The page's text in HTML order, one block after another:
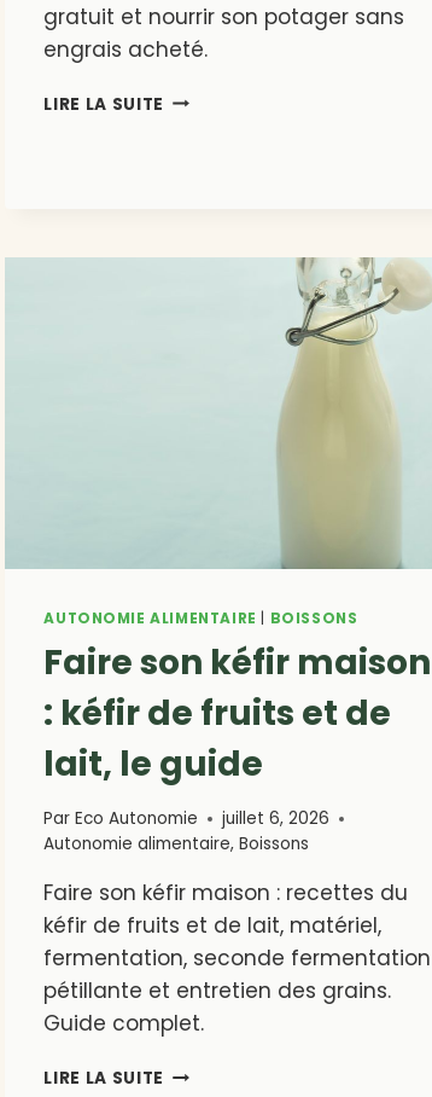
gratuit et nourrir son potager sans
engrais acheté.
LIRE LA SUITE FABRIQUER
AUTONOMIE ALIMENTAIRE BOISSONS
Faire son kéfir maison
: kéfir de fruits et de
lait, le guide
Par Eco Autonomie
juillet 6, 2026
Autonomie alimentaire,Boissons
Faire son kéfir maison : recettes du
kéfir de fruits et de lait, matériel,
fermentation, seconde fermentation
pétillante et entretien des grains.
Guide complet.
LIRE LA SUITE FAIRE